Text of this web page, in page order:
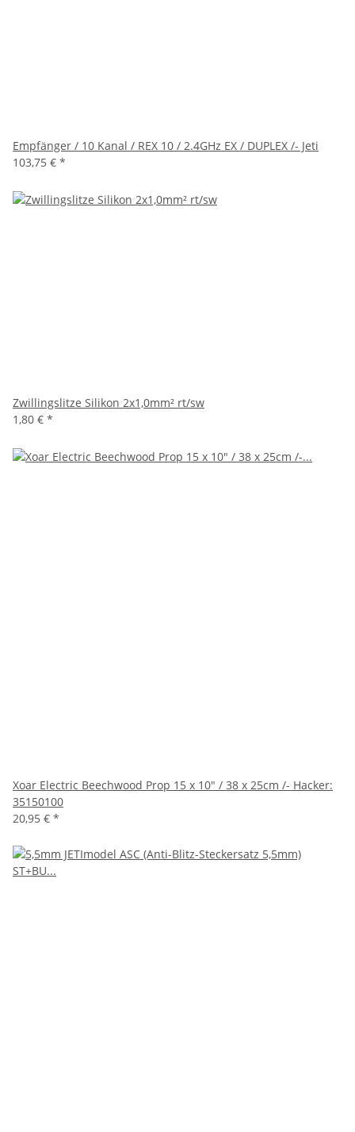
Empfänger / 10 Kanal / REX 10 / 2.4GHz EX / DUPLEX /- Jeti
103,75 € *
Zwillingslitze Silikon 2x1,0mm² rt/sw
1,80 € *
Xoar Electric Beechwood Prop 15 x 10" / 38 x 25cm /- Hacker:
35150100
20,95 € *